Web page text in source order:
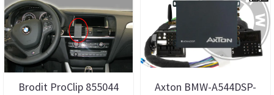
Brodit ProClip 855044
Axton BMW-A544DSP-